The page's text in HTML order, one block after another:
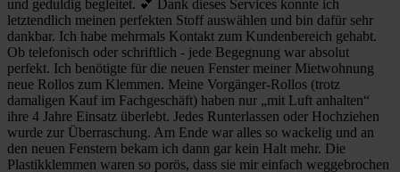
und geduldig begleitet. 💕 Dank dieses Services konnte ich
letztendlich meinen perfekten Stoff auswählen und bin dafür sehr
dankbar. Ich habe mehrmals Kontakt zum Kundenbereich gehabt.
Ob telefonisch oder schriftlich - jede Begegnung war absolut
perfekt. Ich benötigte für die neuen Fenster meiner Mietwohnung
neue Rollos zum Klemmen. Meine Vorgänger-Rollos (trotz
damaligen Kauf im Fachgeschäft) haben nur „mit Luft anhalten“
ihre 4 Jahre Einsatz überlebt. Jedes Runterlassen oder Hochziehen
wurde zur Überraschung. Am Ende war alles so wackelig und an
den neuen Fenstern bekam ich dann gar kein Halt mehr. Die
Plastikklemmen waren so porös, dass sie mir einfach weggebrochen